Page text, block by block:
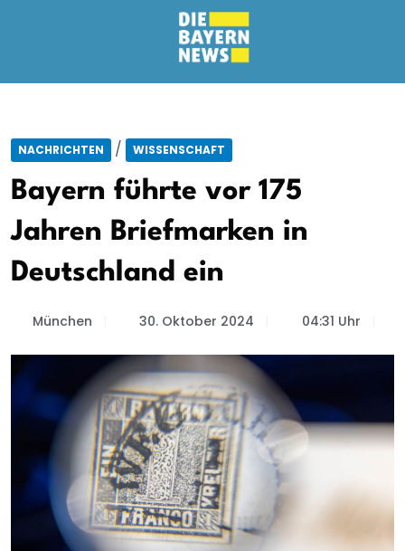
NACHRICHTEN / WISSENSCHAFT
Bayern führte vor 175
Jahren Briefmarken in
Deutschland ein
München 30. Oktober 2024 04:31 Uhr